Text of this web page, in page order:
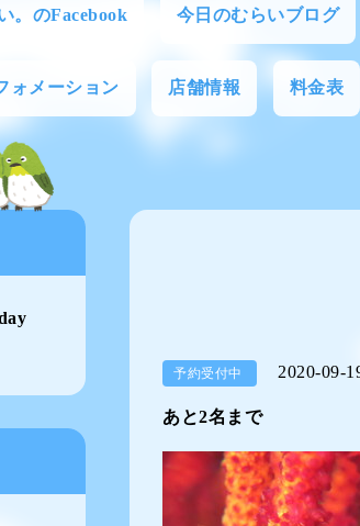
。のFacebook 今日のむらいブログ
ォメーション 店舗情報 料金表
予約受付中 2020-09-
あと2名まで